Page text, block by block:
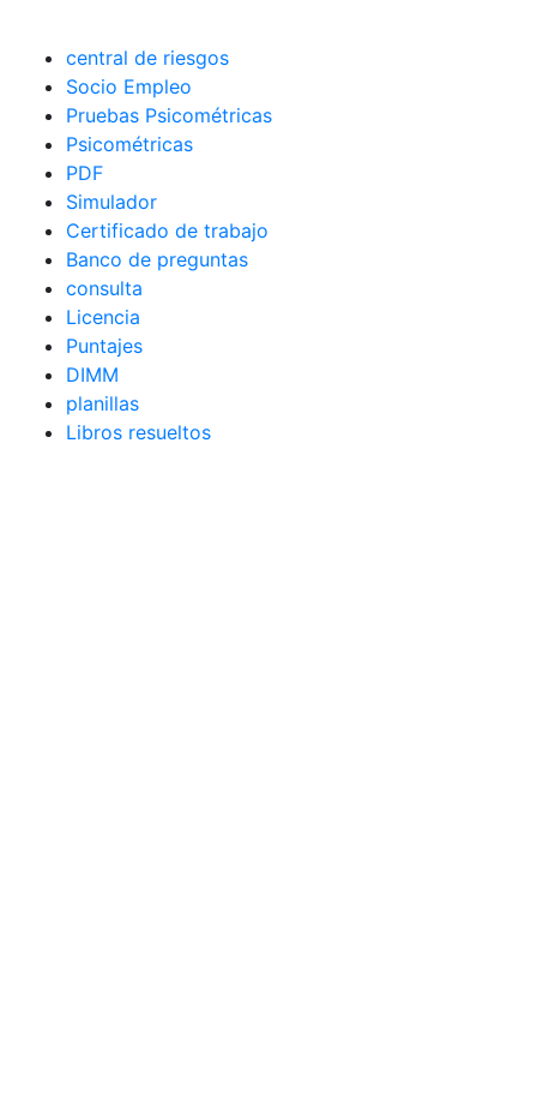
central de riesgos
Socio Empleo
Pruebas Psicométricas
Psicométricas
PDF
Simulador
Certificado de trabajo
Banco de preguntas
consulta
Licencia
Puntajes
DIMM
planillas
Libros resueltos